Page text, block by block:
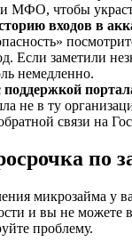
МФО, чтобы
входов в
Если заметили
немедленно.
не в ту
связи на
по
микрозайма у
и вы не можете
проблему.